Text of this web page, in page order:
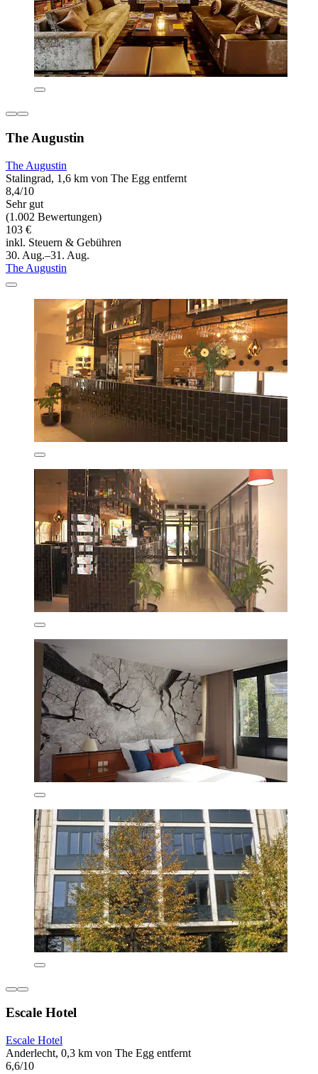
The Augustin
The Augustin
Stalingrad, 1,6 km von The Egg entfernt
8,4/10
Sehr gut
(1.002 Bewertungen)
103 €
inkl. Steuern & Gebühren
30. Aug.–31. Aug.
The Augustin
Escale Hotel
Escale Hotel
Anderlecht, 0,3 km von The Egg entfernt
6,6/10